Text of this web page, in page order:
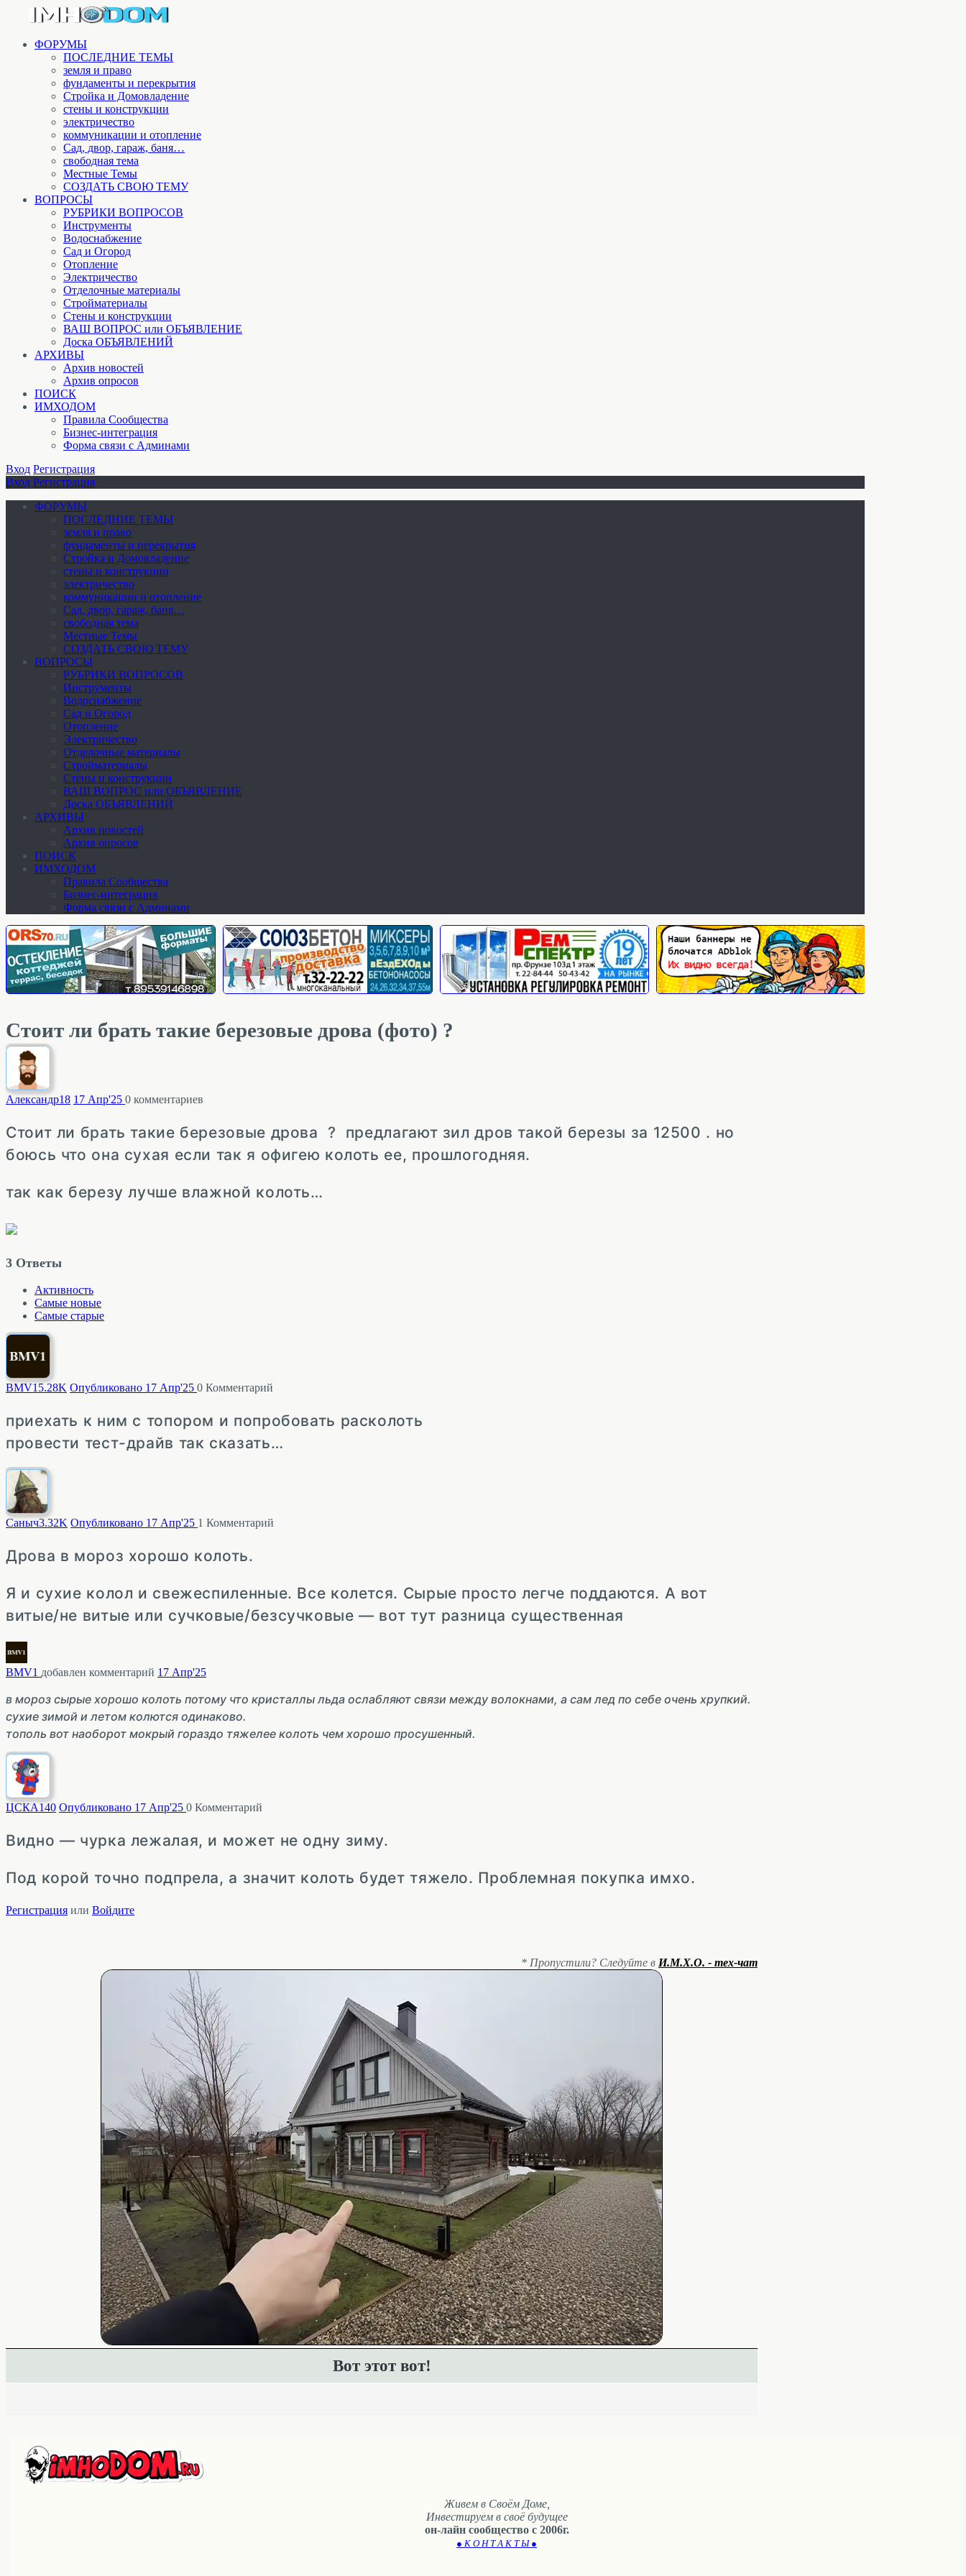
ФОРУМЫ
ПОСЛЕДНИЕ ТЕМЫ
земля и право
фундаменты и перекрытия
Стройка и Домовладение
стены и конструкции
электричество
коммуникации и отопление
Cад, двор, гараж, баня…
свободная тема
Местные Темы
СОЗДАТЬ СВОЮ ТЕМУ
ВОПРОСЫ
РУБРИКИ ВОПРОСОВ
Инструменты
Водоснабжение
Сад и Огород
Отопление
Электричество
Отделочные материалы
Стройматериалы
Стены и конструкции
ВАШ ВОПРОС или ОБЪЯВЛЕНИЕ
Доска ОБЪЯВЛЕНИЙ
АРХИВЫ
Архив новостей
Архив опросов
ПОИСК
ИМХОДОМ
Правила Сообщества
Бизнес-интеграция
Форма связи с Админами
Вход Регистрация
Вход Регистрация
ФОРУМЫ
ПОСЛЕДНИЕ ТЕМЫ
земля и право
фундаменты и перекрытия
Стройка и Домовладение
стены и конструкции
электричество
коммуникации и отопление
Cад, двор, гараж, баня…
свободная тема
Местные Темы
СОЗДАТЬ СВОЮ ТЕМУ
ВОПРОСЫ
РУБРИКИ ВОПРОСОВ
Инструменты
Водоснабжение
Сад и Огород
Отопление
Электричество
Отделочные материалы
Стройматериалы
Стены и конструкции
ВАШ ВОПРОС или ОБЪЯВЛЕНИЕ
Доска ОБЪЯВЛЕНИЙ
АРХИВЫ
Архив новостей
Архив опросов
ПОИСК
ИМХОДОМ
Правила Сообщества
Бизнес-интеграция
Форма связи с Админами
Стоит ли брать такие березовые дрова (фото) ?
Александр18 17 Апр'25 0 комментариев
Стоит ли брать такие березовые дрова ? предлагают зил дров такой березы за 12500 . но
боюсь что она сухая если так я офигею колоть ее, прошлогодняя.
так как березу лучше влажной колоть…
3 Ответы
Активность
Самые новые
Самые старые
BMV1 5.28K Опубликовано 17 Апр'25 0 Комментарий
приехать к ним с топором и попробовать расколоть
провести тест-драйв так сказать…
Саныч3.32K Опубликовано 17 Апр'25 1 Комментарий
Дрова в мороз хорошо колоть.
Я и сухие колол и свежеспиленные. Все колется. Сырые просто легче поддаются. А вот
витые/не витые или сучковые/безсучковые — вот тут разница существенная
BMV1 добавлен комментарий 17 Апр'25
в мороз сырые хорошо колоть потому что кристаллы льда ослабляют связи между волокнами, а сам лед по себе очень хрупкий.
сухие зимой и летом колются одинаково.
тополь вот наоборот мокрый гораздо тяжелее колоть чем хорошо просушенный.
ЦСКА140 Опубликовано 17 Апр'25 0 Комментарий
Видно — чурка лежалая, и может не одну зиму.
Под корой точно подпрела, а значит колоть будет тяжело. Проблемная покупка имхо.
Регистрация или Войдите
* Пропустили? Следуйте в И.М.Х.О. - тех-чат
Вот этот вот!
Живем в Своём Доме,
Инвестируем в своё будущее
он-лайн сообщество с 2006г.
● К О Н Т А К Т Ы ●